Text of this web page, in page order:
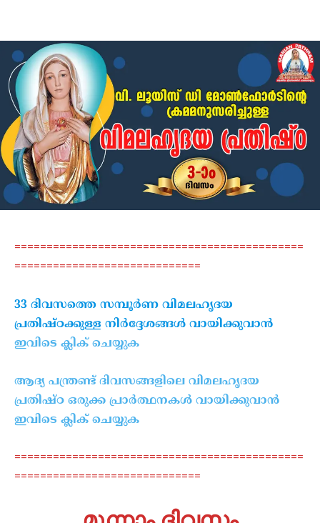
=============================================
=============================
33 ദിവസത്തെ സമ്പൂർണ വിമലഹൃദയ
പ്രതിഷ്ഠക്കുള്ള നിർദ്ദേശങ്ങൾ വായിക്കുവാൻ
ഇവിടെ ക്ലിക് ചെയ്യുക
ആദ്യ പന്ത്രണ്ട് ദിവസങ്ങളിലെ വിമലഹൃദയ
പ്രതിഷ്ഠ ഒരുക്ക പ്രാർത്ഥനകൾ വായിക്കുവാൻ
ഇവിടെ ക്ലിക് ചെയ്യുക
=============================================
=============================